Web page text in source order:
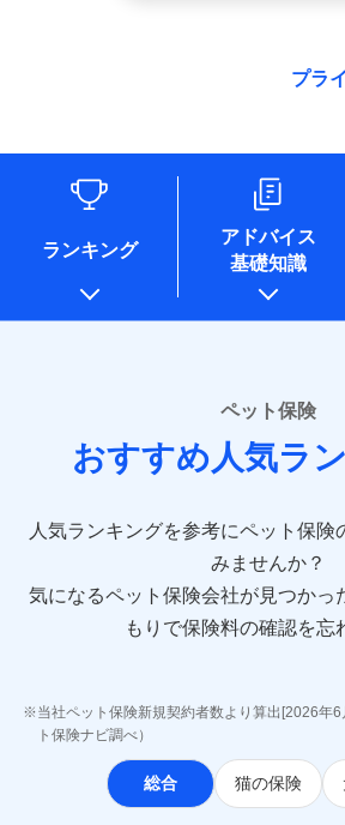
しくは委託を受けている保険会社・提
た維持管理等の委託業務遂行のため、
各種セミナーの開催のため
コンサルティングサービスの実施のため
アンケートやキャンペーン等の実施のた
上記に係る案内・手続き・管理等付帯
* 当社が委託を受けている保険会社の
あいおいニッセイ同和損害保険株
(https://www.aioinissaydowa.co.jp/)
アクサ損害保険株式会社 (https://
アニコム損害保険株式会社
東京海上ダイレクト損害保険株式
(https://www.e-design.net/)
AIG損害保険株式会社
(https://www.sbisonpo.co.jp/)
ジェイアイ傷害火災保険株式会社
(https://www.jihoken.co.jp/)
ソニー損害保険株式会社
(https://www.sonysonpo.co.jp/)
プラ
ランキング
アドバイス
基礎知識
ペット保険
おすすめ人気ラ
人気ランキングを参考にペット保険
みませんか？
気になるペット保険会社が見つかっ
もりで保険料の確認を忘
当社ペット保険新規契約者数より算出[2026年
ト保険ナビ調べ）
総合 猫の保険